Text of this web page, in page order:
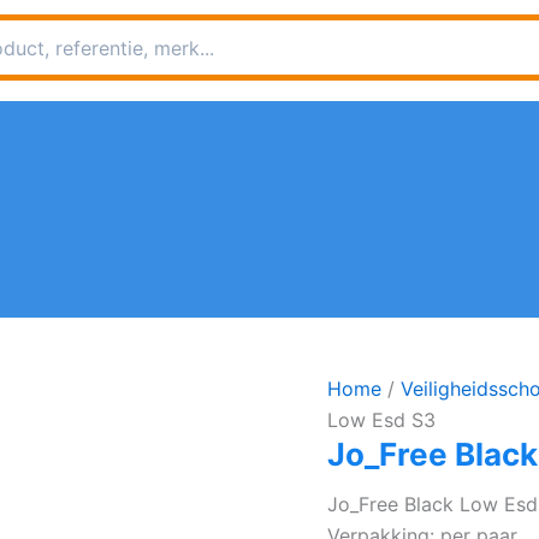
Home /
Low Esd S3
Jo_Free
Jo_Free Black Low